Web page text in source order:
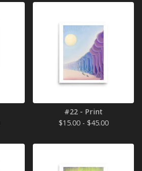
#22 - Print
$15.00 - $45.00